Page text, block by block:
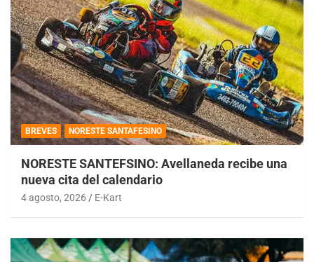
BREVES NORESTE SANTAFESINO
NORESTE SANTEFSINO: Avellaneda recibe una
nueva cita del calendario
4 agosto, 2026 E-Kart